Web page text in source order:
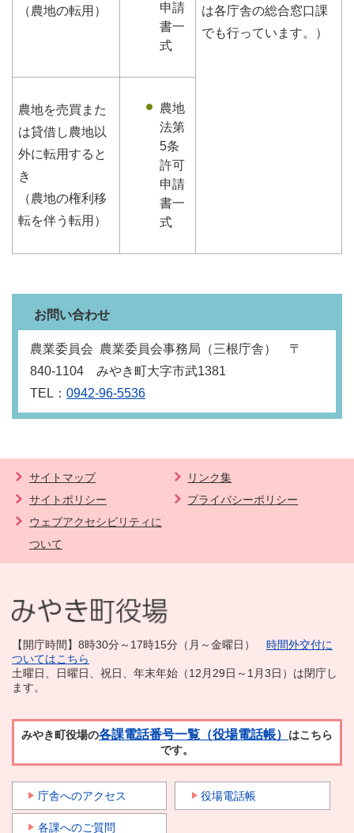
は各庁舎の総合窓口課
でも行っています。）
（農地の転用）
申請
書一
式
農地を売買また
は貸借し農地以
外に転用すると
き
（農地の権利移
転を伴う転用）
農地
法第
5条
許可
申請
書一
式
お問い合わせ
農業委員会 農業委員会事務局（三根庁舎） 〒
840-1104 みやき町大字市武1381
TEL： 0942-96-5536
サイトマップ
リンク集
サイトポリシー
プライバシーポリシー
ウェブアクセシビリティに
ついて
【開庁時間】8時30分～17時15分（月～金曜日） 時間外交付に
ついてはこちら
土曜日、日曜日、祝日、年末年始（12月29日～1月3日）は閉庁し
ます。
みやき町役場の各課電話番号一覧（役場電話帳） はこちら
です。
庁舎へのアクセス 役場電話帳
各課へのご質問